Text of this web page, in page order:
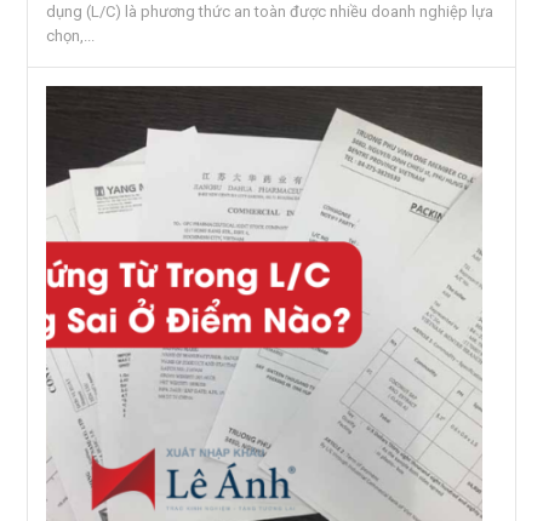
dụng (L/C) là phương thức an toàn được nhiều doanh nghiệp lựa
chọn,...